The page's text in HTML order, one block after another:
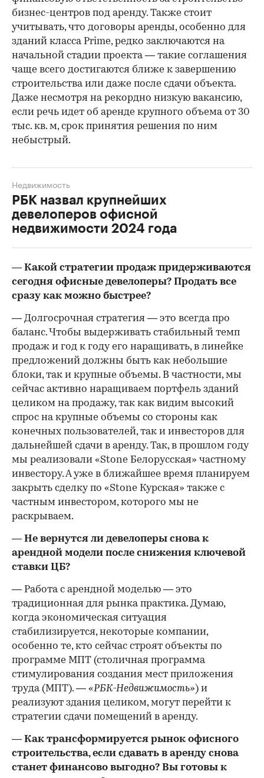
бизнес-центров под аренду. Также стоит
учитывать, что договоры аренды, особенно для
зданий класса Prime, редко заключаются на
начальной стадии проекта — такие соглашения
чаще всего достигаются ближе к завершению
строительства или даже после сдачи объекта.
Даже несмотря на рекордно низкую вакансию,
если речь идет об аренде крупного объема от 30
тыс. кв. м, срок принятия решения по ним
небыстрый.
РБК назвал крупнейших
девелоперов офисной
недвижимости 2024 года
Недвижимость
— Какой стратегии продаж придерживаются
сегодня офисные девелоперы? Продать все
сразу как можно быстрее?
— Долгосрочная стратегия — это всегда про
баланс. Чтобы выдерживать стабильный темп
продаж и год к году его наращивать, в линейке
предложений должны быть как небольшие
блоки, так и крупные объемы. В частности, мы
сейчас активно наращиваем портфель зданий
целиком на продажу, так как видим высокий
спрос на крупные объемы со стороны как
конечных пользователей, так и инвесторов для
дальнейшей сдачи в аренду. Так, в прошлом году
мы реализовали «Stone Белорусская» частному
инвестору. А уже в ближайшее время планируем
закрыть сделку по «Stone Курская» также с
частным инвестором, которого мы не
раскрываем.
— Не вернутся ли девелоперы снова к
арендной модели после снижения ключевой
ставки ЦБ?
— Работа с арендной моделью — это
традиционная для рынка практика. Думаю,
когда экономическая ситуация
стабилизируется, некоторые компании,
особенно те, кто сейчас строят объекты по
программе МПТ (столичная программа
стимулирования создания мест приложения
труда (МПТ). — «РБК-Недвижимость») и
реализуют здания целиком, могут перейти к
стратегии сдачи помещений в аренду.
— Как трансформируется рынок офисного
строительства, если сдавать в аренду снова
станет финансово выгодно? Вы готовы к